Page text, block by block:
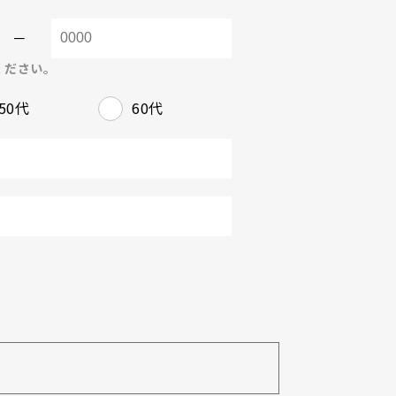
－
さい。
50代 60代